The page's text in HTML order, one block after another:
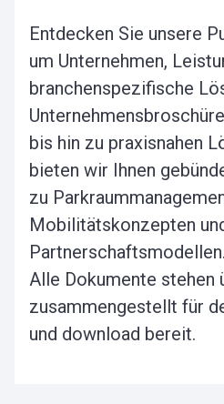
Entdecken Sie unsere
um Unternehmen,
branchenspezifische
bis hin zu praxisnahen
bieten wir Ihnen
zu
Mobilitätskonzepten
Partnerschaftsmodellen.
Alle Dokumente stehen
zusammengestellt für
und download bereit.